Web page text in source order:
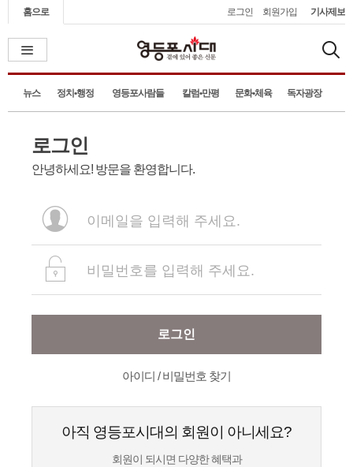
홈으로 로그인 회원가입 기사제보
뉴스 정치•행정 영등포사람들 칼럼•만평 문화•체육 독자광장
로그인
안녕하세요! 방문을 환영합니다.
로그인
아이디 / 비밀번호 찾기
아직 영등포시대의 회원이 아니세요?
회원이 되시면 다양한 혜택과